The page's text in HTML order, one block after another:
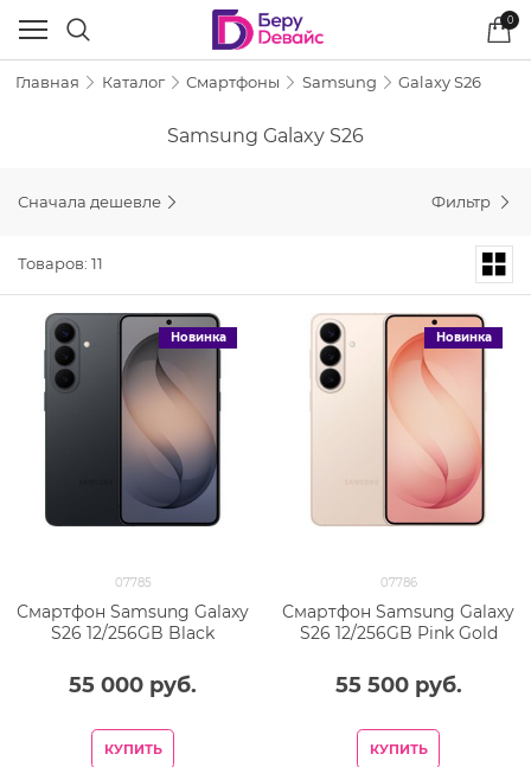
0
Главная Каталог Смартфоны Samsung Galaxy S26
Samsung Galaxy S26
Сначала дешевле Фильтр
Товаров: 11
Новинка
07785
Смартфон Samsung Galaxy
S26 12/256GB Black
55 000 руб.
КУПИТЬ
Новинка
07786
Смартфон Samsung Galaxy
S26 12/256GB Pink Gold
55 500 руб.
КУПИТЬ